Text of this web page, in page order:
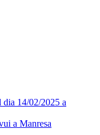
dia 14/02/2025 a
a Manresa